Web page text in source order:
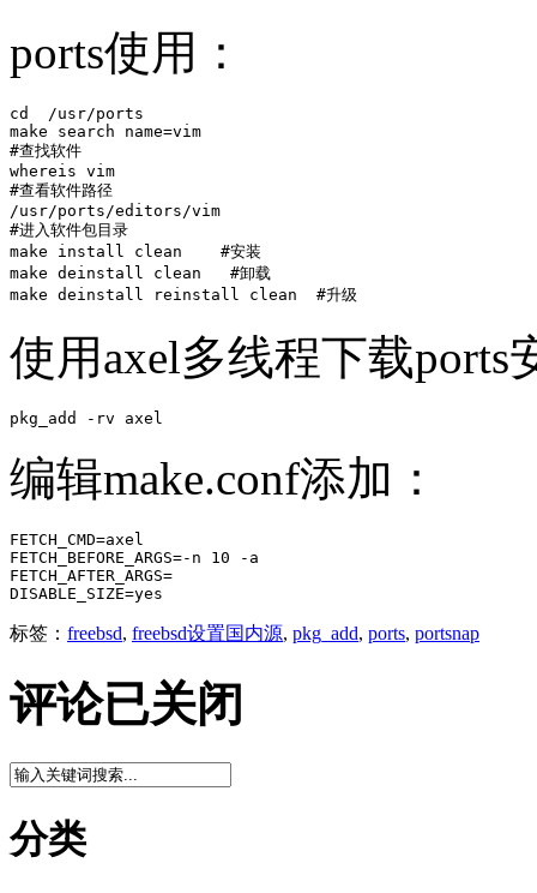
ports使用：
cd  /usr/ports
make search name=vim
#查找软件
whereis vim
#查看软件路径
/usr/ports/editors/vim
#进入软件包目录
make install clean    #安装
make deinstall clean   #卸载
make deinstall reinstall clean  #升级
使用axel多线程下载ports
pkg_add -rv axel
编辑make.conf添加：
FETCH_CMD=axel
FETCH_BEFORE_ARGS=-n 10 -a
FETCH_AFTER_ARGS=
DISABLE_SIZE=yes
标签： freebsd, freebsd设置国内源, pkg_add, ports, portsnap
评论已关闭
分类